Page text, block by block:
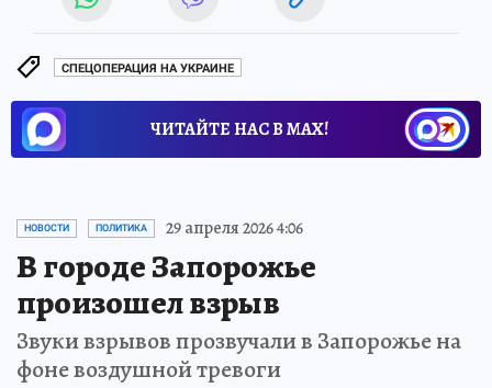
СПЕЦОПЕРАЦИЯ НА УКРАИНЕ
ЧИТАЙТЕ НАС В МАХ!
НОВОСТИ ПОЛИТИКА 29 апреля 2026 4:06
В городе Запорожье
произошел взрыв
Звуки взрывов прозвучали в Запорожье на
фоне воздушной тревоги